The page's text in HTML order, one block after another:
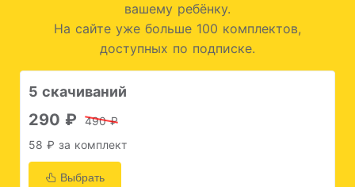
вашему ребёнку.
На сайте уже больше 100 комплектов,
доступных по подписке.
5 скачиваний
290 ₽
490 ₽
58 ₽ за комплект
Выбрать